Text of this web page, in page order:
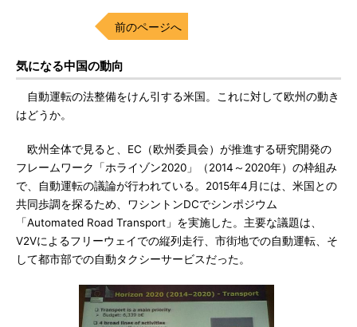
前のページへ
気になる中国の動向
自動運転の法整備をけん引する米国。これに対して欧州の動き
はどうか。
欧州全体で見ると、EC（欧州委員会）が推進する研究開発の
フレームワーク「ホライゾン2020」（2014～2020年）の枠組み
で、自動運転の議論が行われている。2015年4月には、米国との
共同歩調を探るため、ワシントンDCでシンポジウム
「Automated Road Transport」を実施した。主要な議題は、
V2Vによるフリーウェイでの縦列走行、市街地での自動運転、そ
して都市部での自動タクシーサービスだった。